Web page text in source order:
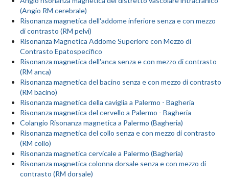
(Angio RM cerebrale)
Risonanza magnetica dell'addome inferiore senza e con mezzo
di contrasto (RM pelvi)
Risonanza Magnetica Addome Superiore con Mezzo di
Contrasto Epatospecifico
Risonanza magnetica dell'anca senza e con mezzo di contrasto
(RM anca)
Risonanza magnetica del bacino senza e con mezzo di contrasto
(RM bacino)
Risonanza magnetica della caviglia a Palermo - Bagheria
Risonanza magnetica del cervello a Palermo - Bagheria
Colangio Risonanza magnetica a Palermo (Bagheria)
Risonanza magnetica del collo senza e con mezzo di contrasto
(RM collo)
Risonanza magnetica cervicale a Palermo (Bagheria)
Risonanza magnetica colonna dorsale senza e con mezzo di
contrasto (RM dorsale)